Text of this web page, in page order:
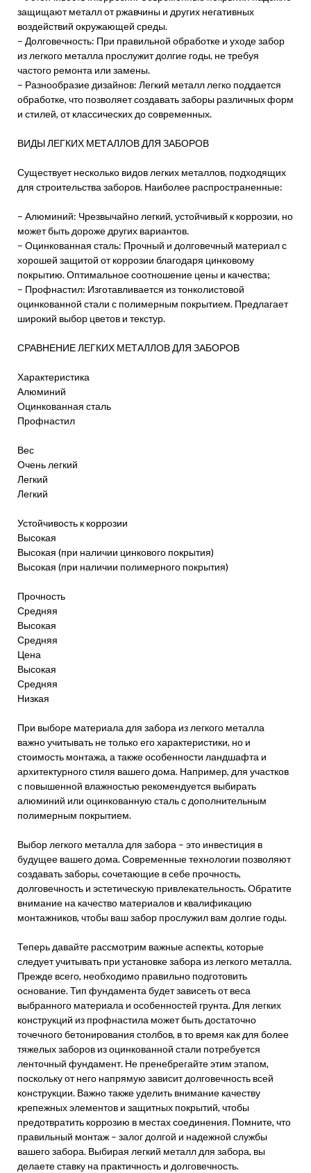
защищают металл от ржавчины и других негативных
воздействий окружающей среды.
– Долговечность: При правильной обработке и уходе забор
из легкого металла прослужит долгие годы, не требуя
частого ремонта или замены.
– Разнообразие дизайнов: Легкий металл легко поддается
обработке, что позволяет создавать заборы различных форм
и стилей, от классических до современных.
ВИДЫ ЛЕГКИХ МЕТАЛЛОВ ДЛЯ ЗАБОРОВ
Существует несколько видов легких металлов, подходящих
для строительства заборов. Наиболее распространенные:
– Алюминий: Чрезвычайно легкий, устойчивый к коррозии, но
может быть дороже других вариантов.
– Оцинкованная сталь: Прочный и долговечный материал с
хорошей защитой от коррозии благодаря цинковому
покрытию. Оптимальное соотношение цены и качества;
– Профнастил: Изготавливается из тонколистовой
оцинкованной стали с полимерным покрытием. Предлагает
широкий выбор цветов и текстур.
СРАВНЕНИЕ ЛЕГКИХ МЕТАЛЛОВ ДЛЯ ЗАБОРОВ
Характеристика
Алюминий
Оцинкованная сталь
Профнастил
Вес
Очень легкий
Легкий
Легкий
Устойчивость к коррозии
Высокая
Высокая (при наличии цинкового покрытия)
Высокая (при наличии полимерного покрытия)
Прочность
Средняя
Высокая
Средняя
Цена
Высокая
Средняя
Низкая
При выборе материала для забора из легкого металла
важно учитывать не только его характеристики, но и
стоимость монтажа, а также особенности ландшафта и
архитектурного стиля вашего дома. Например, для участков
с повышенной влажностью рекомендуется выбирать
алюминий или оцинкованную сталь с дополнительным
полимерным покрытием.
Выбор легкого металла для забора – это инвестиция в
будущее вашего дома. Современные технологии позволяют
создавать заборы, сочетающие в себе прочность,
долговечность и эстетическую привлекательность. Обратите
внимание на качество материалов и квалификацию
монтажников, чтобы ваш забор прослужил вам долгие годы.
Теперь давайте рассмотрим важные аспекты, которые
следует учитывать при установке забора из легкого металла.
Прежде всего, необходимо правильно подготовить
основание. Тип фундамента будет зависеть от веса
выбранного материала и особенностей грунта. Для легких
конструкций из профнастила может быть достаточно
точечного бетонирования столбов, в то время как для более
тяжелых заборов из оцинкованной стали потребуется
ленточный фундамент. Не пренебрегайте этим этапом,
поскольку от него напрямую зависит долговечность всей
конструкции. Важно также уделить внимание качеству
крепежных элементов и защитных покрытий, чтобы
предотвратить коррозию в местах соединения. Помните, что
правильный монтаж – залог долгой и надежной службы
вашего забора. Выбирая легкий металл для забора, вы
делаете ставку на практичность и долговечность.